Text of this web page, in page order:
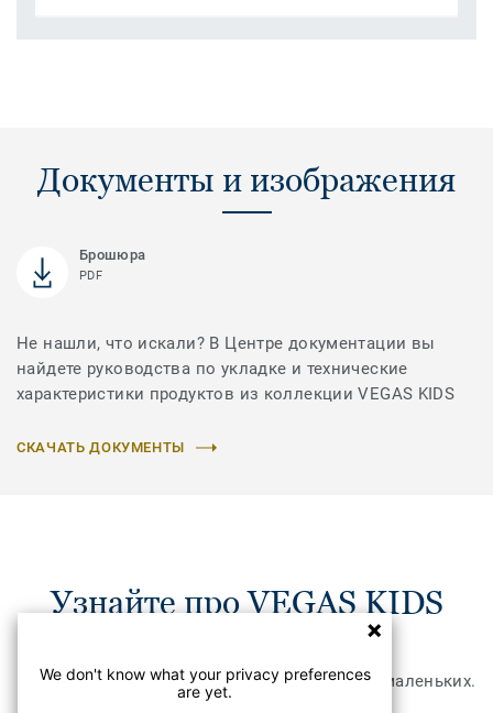
Документы и изображения
Брошюра
PDF
Не нашли, что искали? В Центре документации вы
найдете руководства по укладке и технические
характеристики продуктов из коллекции VEGAS KIDS
СКАЧАТЬ ДОКУМЕНТЫ
Узнайте про VEGAS KIDS
Мягкий и нежный бежевый цвет для самых маленьких.
We don't know what your privacy preferences
are yet.